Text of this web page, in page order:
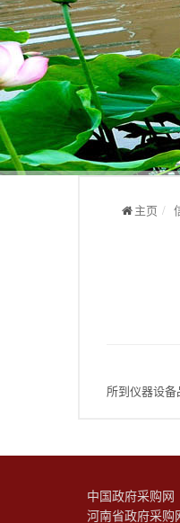
主页 /
所到仪器设备
中国政府采购网
河南省政府采购